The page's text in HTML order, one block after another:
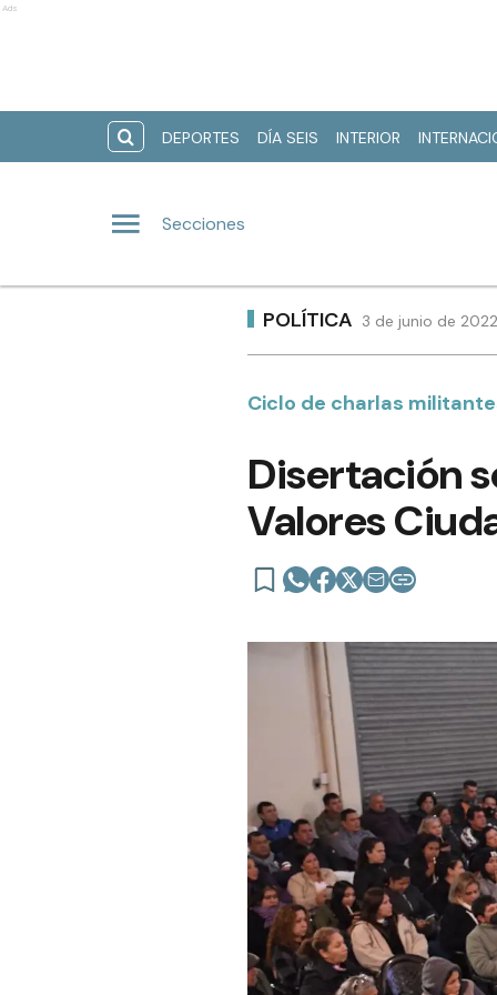
Ads
DEPORTES DÍA SEIS INTERIOR
Secciones
POLÍTICA 3 de junio de
Ciclo de charlas
Disertación
Valores